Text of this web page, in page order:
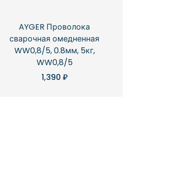
AYGER Проволока
сварочная омедненная
WW0,8/5, 0.8мм, 5кг,
WW0,8/5
1,390 ₽